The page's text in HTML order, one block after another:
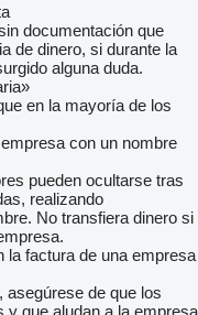
documentación que
de dinero, si durante la
alguna duda.
en la mayoría de los
con un nombre
pueden ocultarse tras
realizando
No transfiera dinero si
la factura de una empresa
asegúrese de que los
que aludan a la empresa